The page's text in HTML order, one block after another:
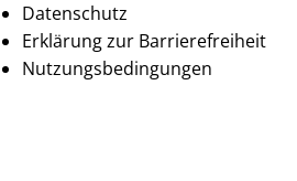
Datenschutz
Erklärung zur Barrierefreiheit
Nutzungsbedingungen